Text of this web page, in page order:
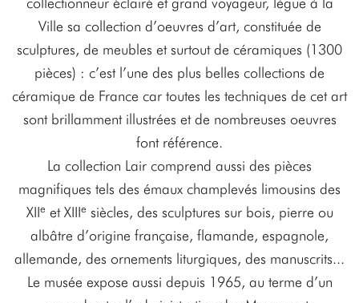
Ville sa collection d’oeuvres d’art, constituée de
sculptures, de meubles et surtout de céramiques (1300
pièces) : c’est l’une des plus belles collections de
céramique de France car toutes les techniques de cet art
sont brillamment illustrées et de nombreuses oeuvres
font référence.
La collection Lair comprend aussi des pièces
magnifiques tels des émaux champlevés limousins des
XIIe et XIIIe siècles, des sculptures sur bois, pierre ou
albâtre d’origine française, flamande, espagnole,
allemande, des ornements liturgiques, des manuscrits...
Le musée expose aussi depuis 1965, au terme d’un